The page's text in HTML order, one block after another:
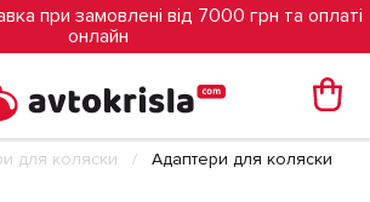
при замовлені від 7000 грн та оплаті
онлайн
для коляски Адаптери для коляски